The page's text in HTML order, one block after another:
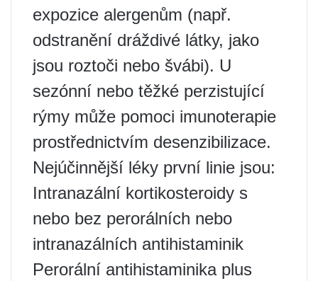
expozice alergenům (např.
odstranění dráždivé látky, jako
jsou roztoči nebo švábi). U
sezónní nebo těžké perzistující
rýmy může pomoci imunoterapie
prostřednictvím desenzibilizace.
Nejúčinnější léky první linie jsou:
Intranazální kortikosteroidy s
nebo bez perorálních nebo
intranazálních antihistaminik
Perorální antihistaminika plus